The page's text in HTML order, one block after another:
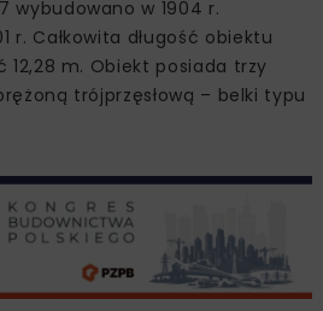
wybudowano w 1904 r.
r. Całkowita długość obiektu
12,28 m. Obiekt posiada trzy
trójprzęsłową – belki typu